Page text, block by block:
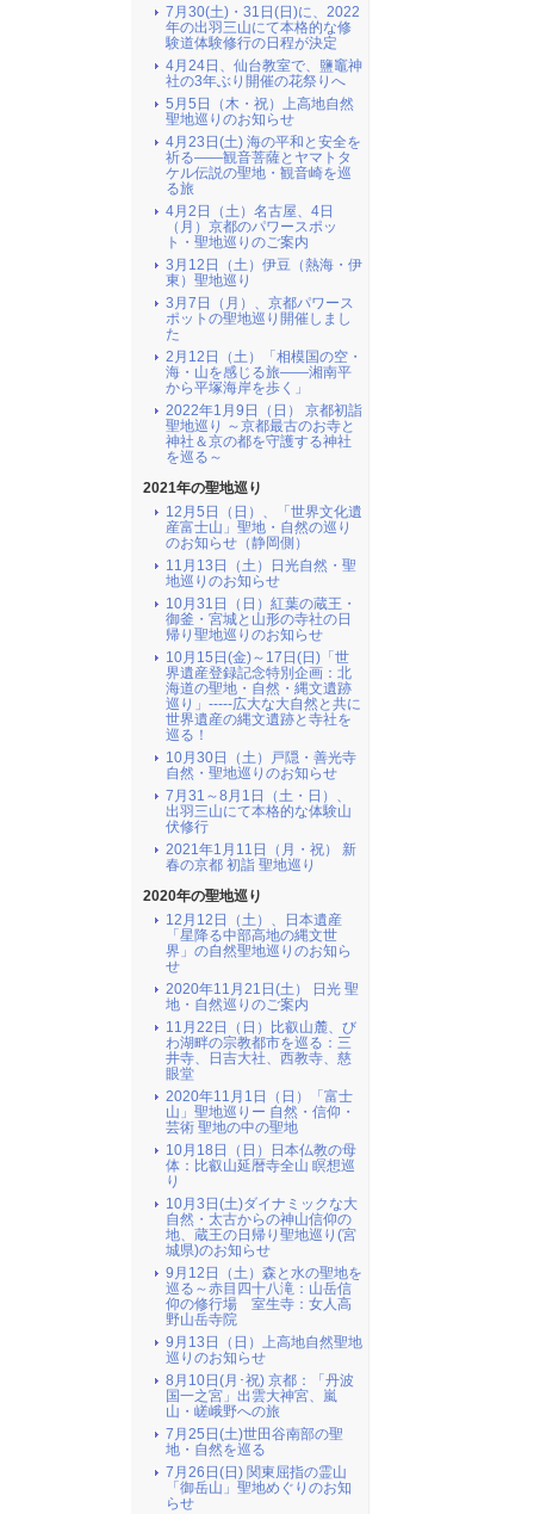
7月30(土)・31日(日)に、2022
年の出羽三山にて本格的な修
験道体験修行の日程が決定
4月24日、仙台教室で、鹽竈神
社の3年ぶり開催の花祭りへ
5月5日（木・祝）上高地自然
聖地巡りのお知らせ
4月23日(土) 海の平和と安全を
祈る――観音菩薩とヤマトタ
ケル伝説の聖地・観音崎を巡
る旅
4月2日（土）名古屋、4日
（月）京都のパワースポッ
ト・聖地巡りのご案内
3月12日（土）伊豆（熱海・伊
東）聖地巡り
3月7日（月）、京都パワース
ポットの聖地巡り開催しまし
た
2月12日（土）「相模国の空・
海・山を感じる旅――湘南平
から平塚海岸を歩く」
2022年1月9日（日） 京都初詣
聖地巡り ～京都最古のお寺と
神社＆京の都を守護する神社
を巡る～
2021年の聖地巡り
12月5日（日）、「世界文化遺
産富士山」聖地・自然の巡り
のお知らせ（静岡側）
11月13日（土）日光自然・聖
地巡りのお知らせ
10月31日（日）紅葉の蔵王・
御釜・宮城と山形の寺社の日
帰り聖地巡りのお知らせ
10月15日(金)～17日(日)「世
界遺産登録記念特別企画：北
海道の聖地・自然・縄文遺跡
巡り」-----広大な大自然と共に
世界遺産の縄文遺跡と寺社を
巡る！
10月30日（土）戸隠・善光寺
自然・聖地巡りのお知らせ
7月31～8月1日（土・日）、
出羽三山にて本格的な体験山
伏修行
2021年1月11日（月・祝） 新
春の京都 初詣 聖地巡り
2020年の聖地巡り
12月12日（土）、日本遺産
「星降る中部高地の縄文世
界」の自然聖地巡りのお知ら
せ
2020年11月21日(土） 日光 聖
地・自然巡りのご案内
11月22日（日）比叡山麓、び
わ湖畔の宗教都市を巡る：三
井寺、日吉大社、西教寺、慈
眼堂
2020年11月1日（日）「富士
山」聖地巡りー 自然・信仰・
芸術 聖地の中の聖地
10月18日（日）日本仏教の母
体：比叡山延暦寺全山 瞑想巡
り
10月3日(土)ダイナミックな大
自然・太古からの神山信仰の
地、蔵王の日帰り聖地巡り(宮
城県)のお知らせ
9月12日（土）森と水の聖地を
巡る～赤目四十八滝：山岳信
仰の修行場 室生寺：女人高
野山岳寺院
9月13日（日）上高地自然聖地
巡りのお知らせ
8月10日(月･祝) 京都：「丹波
国一之宮」出雲大神宮、嵐
山・嵯峨野への旅
7月25日(土)世田谷南部の聖
地・自然を巡る
7月26日(日) 関東屈指の霊山
「御岳山」聖地めぐりのお知
らせ